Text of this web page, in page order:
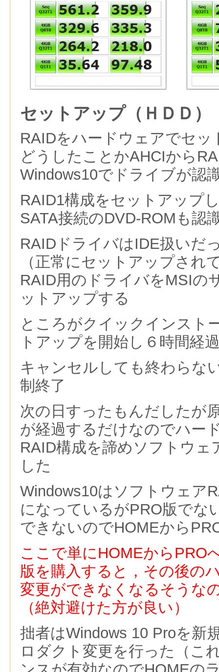
セットアップ（ＨＤＤ）
RAIDをハードウェアでセッ
どうしたことかAHCIから
Windows10でドライブが認
RAID1構成をセットアップ
SATA接続のDVD-ROMも認
RAIDドライバはIDE扱いだ
（正常にセットアップされ
RAID用のドライバをMSIの
ットアップする
ところがクイックインスト
トアップを開始し６時間経
キャンセルしても終わらな
制終了
次の日すったもんだしたが
が経過するだけなのでハー
RAID構成を諦めソフトウェ
した
Windows10はソフトウェア
になっているがPRO版でな
できないのでHOMEから
ここで単にHOMEからPRO
版を購入すると ，その後の
変更ができなくなるそうな
（絶対避けた方が良い）
拙者はWindows 10 Proを新
ロダクト変更を行った（こ